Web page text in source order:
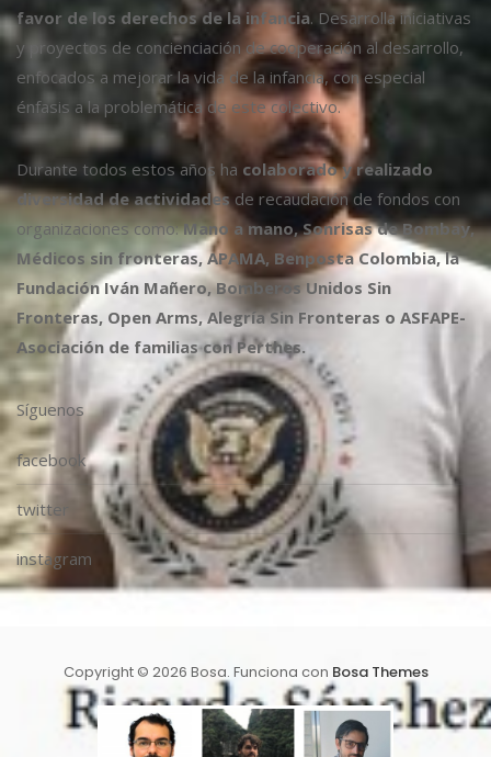
favor de los derechos de la infancia. Desarrolla iniciativas
y proyectos de concienciación de cooperación al desarrollo,
enfocados a mejorar la vida de la infancia, con especial
énfasis a la problemática de este colectivo.
Durante todos estos años ha colaborado y realizado
diversidad de actividades de recaudación de fondos con
organizaciones como:Mano a mano, Sonrisas de Bombay,
Médicos sin fronteras, APAMA, Benposta Colombia, la
Fundación Iván Mañero, Bomberos Unidos Sin
Fronteras, Open Arms, Alegría Sin Fronteras o ASFAPE-
Asociación de familias con Perthes.
Síguenos
facebook
twitter
instagram
Copyright © 2026 Bosa. Funciona con Bosa Themes